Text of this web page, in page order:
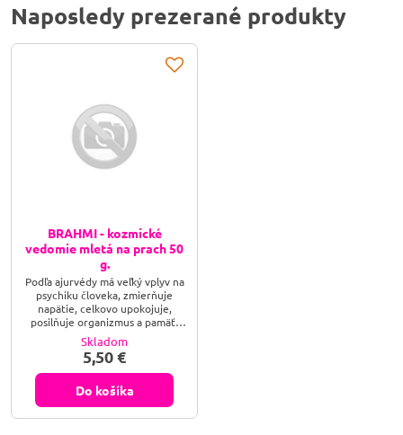
Naposledy prezerané produkty
BRAHMI - kozmické
vedomie mletá na prach 50
g.
Podľa ajurvédy má veľký vplyv na
psychiku človeka, zmierňuje
napätie, celkovo upokojuje,
posilňuje organizmus a pamäť,
pôsobí na centrum reči, posilňuje
hlas, zlepšuje výslovnosť. Pri
pravidelnom používaní dochádza
k regenerácii buniek, tkanív,
orgánov, očisťuje krv, zastavuje
krvácanie z nosa. Život sa stáva
plnohodnotný a dlhý.
Skladom
5,50 €
Do košíka